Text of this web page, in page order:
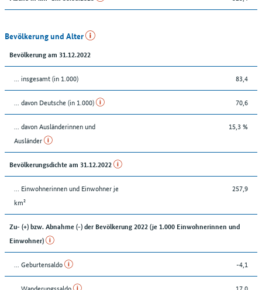
Bevölkerung und Alter
Bevölkerung am 31.12.2022
... insgesamt (in 1.000) 83,4
... davon Deutsche (in 1.000) 70,6
... davon Ausländerinnen und
Ausländer
15,3 %
Bevölkerungsdichte am 31.12.2022
… Einwohnerinnen und Einwohner je
km²
257,9
Zu- (+) bzw. Abnahme (-) der Bevölkerung 2022 (je 1.000 Einwohnerinnen und
Einwohner)
... Geburtensaldo -4,1
... Wanderungssaldo 17,0